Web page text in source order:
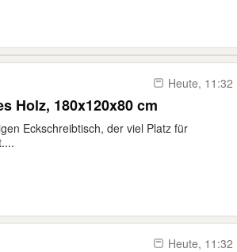
Heute, 11:32
Holz, 180x120x80 cm
Eckschreibtisch, der viel Platz für
Heute, 11:32